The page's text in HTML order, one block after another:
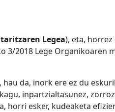
Legea), eta, horrez
3/2018 Lege Organikoaren
da, inork ere ez du
inpartzialtasunez,
horri esker, kudeaketa